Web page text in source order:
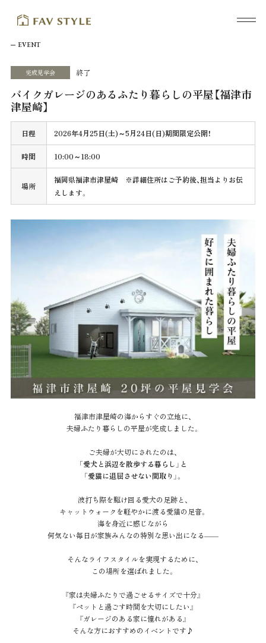
EVENT
完成見学会 終了
バイクガレージのあるふたり暮らしの平屋【福津市
津屋崎】
日程 2026年4月25日(土)～5月24日(日)期間限定公開！
時間 10:00～18:00
場所
福岡県福津市津屋崎 ※詳細住所はご予約後、担当よりお伝
えします。
福津市津屋崎の海からすぐの立地に、
夫婦ふたり暮らしの平屋が完成しました。
ご夫婦が大切にされたのは、
「愛犬と浜辺を散歩する暮らし」と
「愛猫に退屈させない間取り」。
波打ち際を駆け回る愛犬の足跡と、
キャットウォークを軽やかに渡る愛猫の足音。
海を身近に感じながら
何気ない毎日が家族みんなの特別な思い出になる——
そんなライフスタイルを実現するために、
この場所を選ばれました。
『家は夫婦ふたりで過ごせるサイズで十分』
『ペットと過ごす時間を大切にしたい』
『ガレージのある家に憧れがある』
そんな方におすすめのイベントです♪